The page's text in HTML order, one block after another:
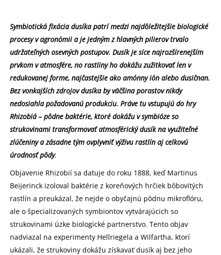
Symbiotická fixácia dusíka patrí medzi najdôležitejšie biologické
procesy v agronómii a je jedným z hlavných pilierov trvalo
udržateľných osevných postupov. Dusík je síce najrozšírenejším
prvkom v atmosfére, no rastliny ho dokážu zužitkovať len v
redukovanej forme, najčastejšie ako amónny ión alebo dusičnan.
Bez vonkajších zdrojov dusíka by väčšina porastov nikdy
nedosiahla požadovanú produkciu. Práve tu vstupujú do hry
Rhizobiá – pôdne baktérie, ktoré dokážu v symbióze so
strukovinami transformovať atmosférický dusík na využiteľné
zlúčeniny a zásadne tým ovplyvniť výživu rastlín aj celkovú
úrodnosť pôdy.
Objavenie Rhizobií sa datuje do roku 1888, keď Martinus
Beijerinck izoloval baktérie z koreňových hrčiek bôbovitých
rastlín a preukázal, že nejde o obyčajnú pôdnu mikroflóru,
ale o špecializovaných symbiontov vytvárajúcich so
strukovinami úzke biologické partnerstvo. Tento objav
nadviazal na experimenty Hellriegela a Wilfartha, ktorí
ukázali, že strukoviny dokážu získavať dusík aj bez jeho